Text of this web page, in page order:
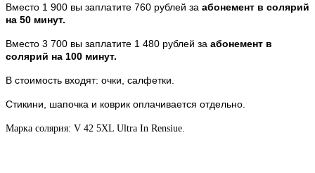
Вместо 1 900 вы заплатите 760 рублей за абонемент в солярий
на 50 минут.
Вместо 3 700 вы заплатите 1 480 рублей за абонемент в
солярий на 100 минут.
В стоимость входят: очки, салфетки.
Стикини, шапочка и коврик оплачивается отдельно.
Марка солярия: V 42 5XL Ultra In Rensiue.